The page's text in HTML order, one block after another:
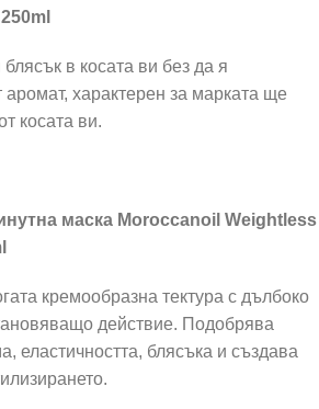
в косата ви без да я
характерен за марката ще
косата ви.
маска Moroccanoil Weightless
кремообразна тектура с дълбоко
действие. Подобрява
еластичността, блясъка и създава